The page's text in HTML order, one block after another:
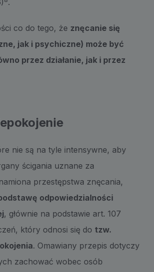
.
co do tego, że znęcanie się
jak i psychiczne) może być
przez działanie, jak i przez
nie są na tyle intensywne, aby
ścigania uznane za
przestępstwa znęcania,
odpowiedzialności
, głównie na podstawie art. 107
który odnosi się do tzw.
. Omawiany przepis dotyczy
zachować wobec osób